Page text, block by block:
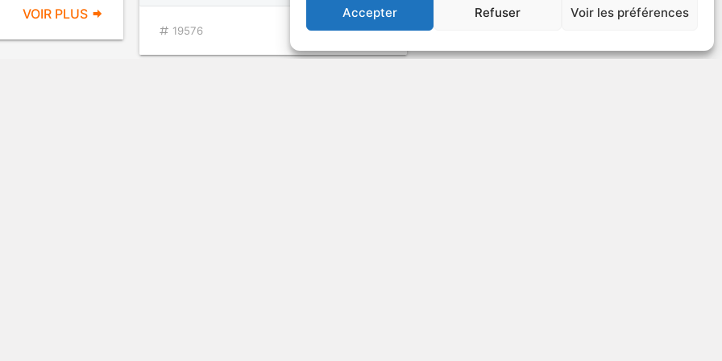
Accepter Refuser Voir les préférences
VOIR PLUS
19576 VOIR PLUS
23642 VOIR PLUS